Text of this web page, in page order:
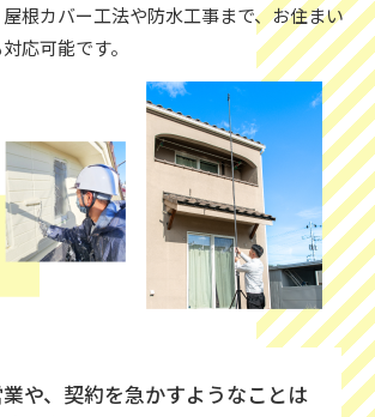
根カバー工法や防水工事まで、お住まい
応可能です。
業や、契約を急かすようなことは